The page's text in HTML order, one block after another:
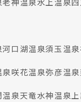
河口湖温泉須玉温泉
泉咲花温泉弥彦温泉
泉天竜水神温泉